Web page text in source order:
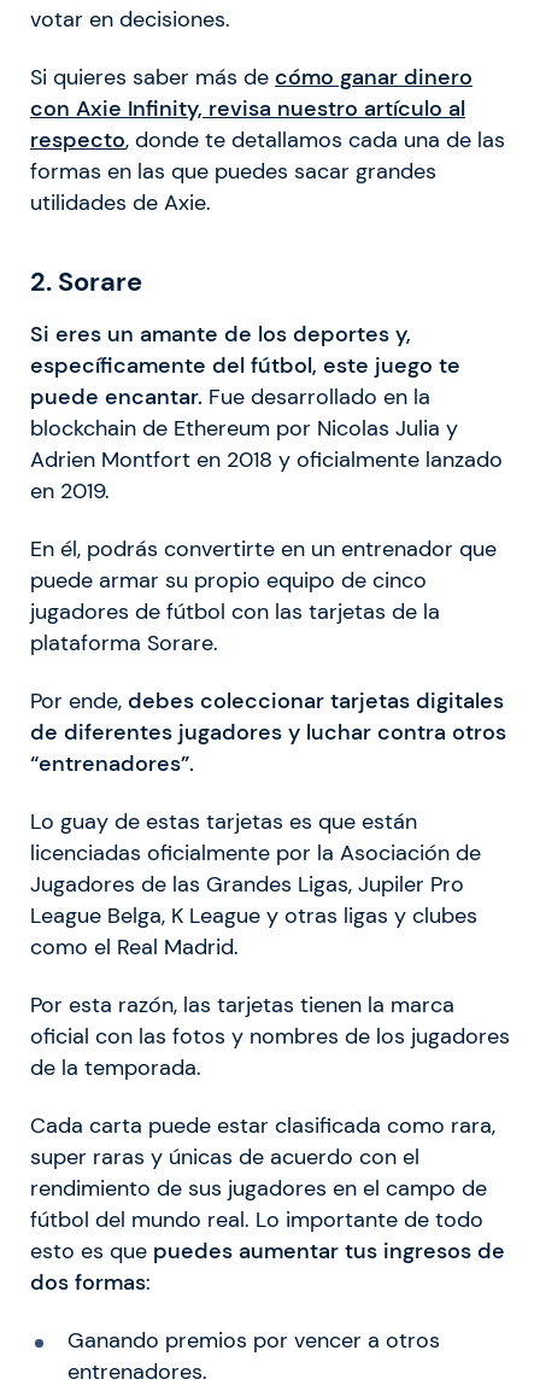
votar en decisiones.
Si quieres saber más de cómo ganar dinero
con Axie Infinity, revisa nuestro artículo al
respecto, donde te detallamos cada una de las
formas en las que puedes sacar grandes
utilidades de Axie.
2. Sorare
Si eres un amante de los deportes y,
específicamente del fútbol, este juego te
puede encantar. Fue desarrollado en la
blockchain de Ethereum por Nicolas Julia y
Adrien Montfort en 2018 y oficialmente lanzado
en 2019.
En él, podrás convertirte en un entrenador que
puede armar su propio equipo de cinco
jugadores de fútbol con las tarjetas de la
plataforma Sorare.
Por ende, debes coleccionar tarjetas digitales
de diferentes jugadores y luchar contra otros
“entrenadores”.
Lo guay de estas tarjetas es que están
licenciadas oficialmente por la Asociación de
Jugadores de las Grandes Ligas, Jupiler Pro
League Belga, K League y otras ligas y clubes
como el Real Madrid.
Por esta razón, las tarjetas tienen la marca
oficial con las fotos y nombres de los jugadores
de la temporada.
Cada carta puede estar clasificada como rara,
super raras y únicas de acuerdo con el
rendimiento de sus jugadores en el campo de
fútbol del mundo real. Lo importante de todo
esto es que puedes aumentar tus ingresos de
dos formas:
Ganando premios por vencer a otros
entrenadores.